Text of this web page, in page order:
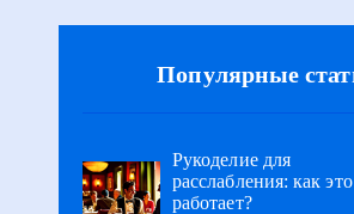
Популярные
Рукоделие для
расслабления: как это
работает?